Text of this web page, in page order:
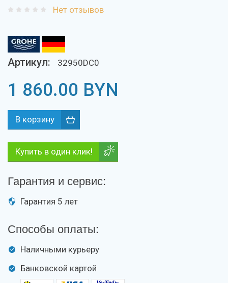
Нет отзывов
Артикул: 32950DC0
1 860.00 BYN
Купить в один клик!
Гарантия и сервис:
Гарантия 5 лет
Способы оплаты:
Наличными курьеру
Банковской картой